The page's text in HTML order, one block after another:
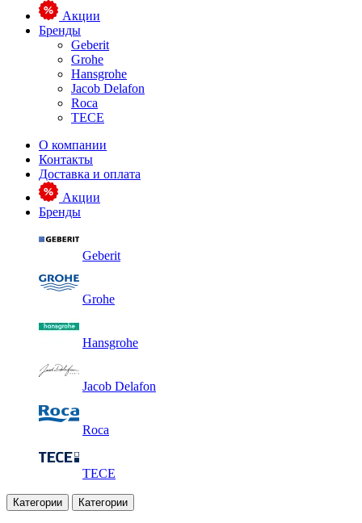
Акции
Бренды
Geberit
Grohe
Hansgrohe
Jacob Delafon
Roca
TECE
О компании
Контакты
Доставка и оплата
Акции
Бренды
Geberit
Grohe
Hansgrohe
Jacob Delafon
Roca
TECE
Категории Категории